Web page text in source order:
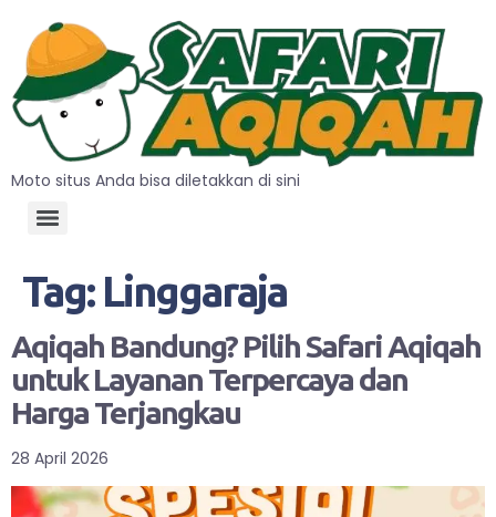
Moto situs Anda bisa diletakkan di sini
Tag: Linggaraja
Aqiqah Bandung? Pilih Safari Aqiqah
untuk Layanan Terpercaya dan
Harga Terjangkau
28 April 2026